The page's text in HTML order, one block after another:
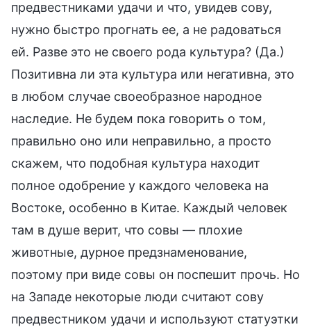
предвестниками удачи и что, увидев сову,
нужно быстро прогнать ее, а не радоваться
ей. Разве это не своего рода культура? (Да.)
Позитивна ли эта культура или негативна, это
в любом случае своеобразное народное
наследие. Не будем пока говорить о том,
правильно оно или неправильно, а просто
скажем, что подобная культура находит
полное одобрение у каждого человека на
Востоке, особенно в Китае. Каждый человек
там в душе верит, что совы — плохие
животные, дурное предзнаменование,
поэтому при виде совы он поспешит прочь. Но
на Западе некоторые люди считают сову
предвестником удачи и используют статуэтки